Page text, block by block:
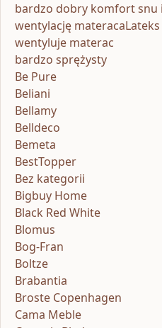
bardzo dobry komfort snu
wentylację
wentyluje materac
bardzo sprężysty
Be Pure
Beliani
Bellamy
Belldeco
Bemeta
BestTopper
Bez kategorii
Bigbuy Home
Black Red White
Blomus
Bog-Fran
Boltze
Brabantia
Broste Copenhagen
Cama Meble